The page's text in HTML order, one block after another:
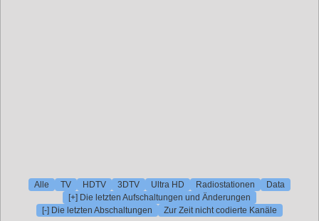
Alle TV HDTV 3DTV Ultra HD Radiostationen
Data
[+] Die letzten Aufschaltungen und Änderungen
[-] Die letzten Abschaltungen
Zur Zeit nicht codierte Kanäle